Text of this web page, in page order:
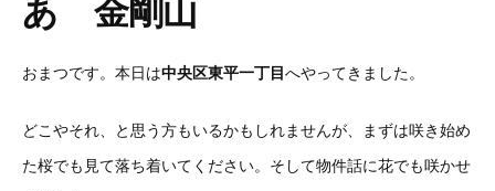
あゝ金剛山
おまつです。本日は中央区東平一丁目へやってきました。
どこやそれ、と思う方もいるかもしれませんが、まずは咲き始め
た桜でも見て落ち着いてください。そして物件話に花でも咲かせ